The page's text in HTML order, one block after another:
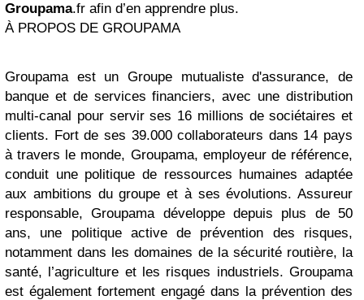
Groupama.fr afin d’en apprendre plus.
À PROPOS DE GROUPAMA
Groupama est un Groupe mutualiste d'assurance, de
banque et de services financiers, avec une distribution
multi-canal pour servir ses 16 millions de sociétaires et
clients. Fort de ses 39.000 collaborateurs dans 14 pays
à travers le monde, Groupama, employeur de référence,
conduit une politique de ressources humaines adaptée
aux ambitions du groupe et à ses évolutions. Assureur
responsable, Groupama développe depuis plus de 50
ans, une politique active de prévention des risques,
notamment dans les domaines de la sécurité routière, la
santé, l’agriculture et les risques industriels. Groupama
est également fortement engagé dans la prévention des